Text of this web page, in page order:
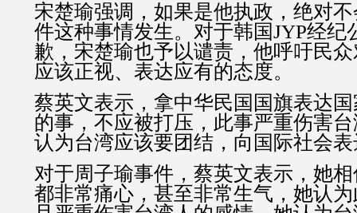
宋楚瑜强调，如果是他执政，绝对
件这种事情发生。对于韩国JYP经纪
歉，宋楚瑜也予以谴责，他呼吁民
应该正视、表达应有的态度。
蔡英文表示，拿中华民国国旗表达
的事，不应被打压，此事严重伤害
认为台湾应该要团结，向国际社会
对于周子瑜事件，蔡英文表示，她
都非常痛心，甚至非常生气，她认